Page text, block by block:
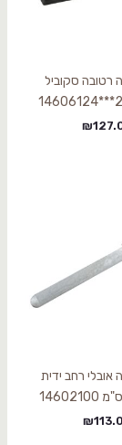
רטובה סקוביל
₪
רחב ידית
₪